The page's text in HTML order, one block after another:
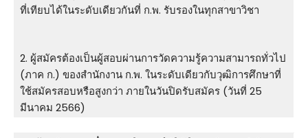
ที่เทียบได้ในระดับเดียวกันที่ ก.พ. รับรองในทุกสาขาวิชา
2. ผู้สมัครต้องเป็นผู้สอบผ่านการวัดความรู้ความสามารถทั่วไป
(ภาค ก.) ของสำนักงาน ก.พ. ในระดับเดียวกับวุฒิการศึกษาที่
ใช้สมัครสอบหรือสูงกว่า ภายในวันปิดรับสมัคร (วันที่ 25
มีนาคม 2566)